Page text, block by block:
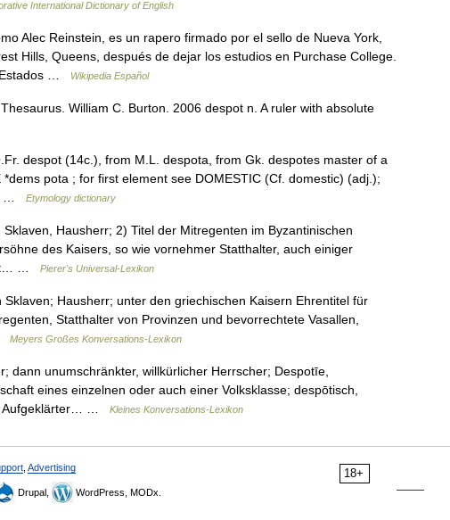
International Dictionary of English
Alec Reinstein, es un rapero firmado por el sello de Nueva York,
Hills, Queens, después de dejar los estudios en Purchase College.
Estados …
Wikipedia Español
William C. Burton. 2006 despot n. A ruler with absolute
despot (14c.), from M.L. despota, from Gk. despotes master of a
pota ; for first element see DOMESTIC (Cf. domestic) (adj.);
…
Etymology dictionary
Hausherr; 2) Titel der Mitregenten im Byzantinischen
des Kaisers, so wie vornehmer Statthalter, auch einiger
…
Pierer's Universal-Lexikon
Hausherr; unter den griechischen Kaisern Ehrentitel für
Statthalter von Provinzen und bevorrechtete Vasallen,
Meyers Großes Konversations-Lexikon
dann unumschränkter, willkürlicher Herrscher; Despotīe,
eines einzelnen oder auch einer Volksklasse; despōtisch,
Aufgeklärter… …
Kleines Konversations-Lexikon
18+
Advertising
Drupal, WordPress, MODx.